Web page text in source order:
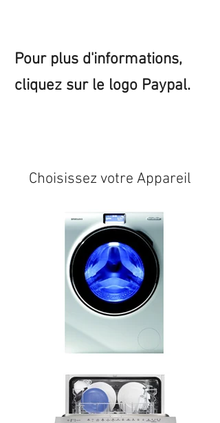
Pour plus d'informations,
cliquez sur le logo Paypal.
Choisissez votre Appareil